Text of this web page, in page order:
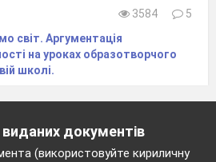
3584
5
світ. Аргументація
на уроках образотворчого
школі.
виданих документів
(використовуйте кириличну